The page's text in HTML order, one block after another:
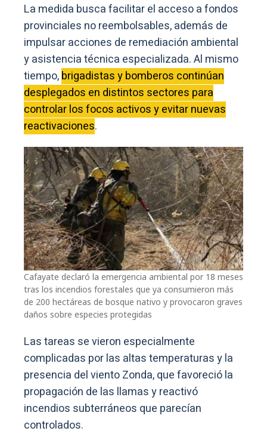
La medida busca facilitar el acceso a fondos
provinciales no reembolsables, además de
impulsar acciones de remediación ambiental
y asistencia técnica especializada. Al mismo
tiempo,brigadistas y bomberos continúan
desplegados en distintos sectores para
controlar los focos activos y evitar nuevas
reactivaciones.
Cafayate declaró la emergencia ambiental por 18 meses
tras los incendios forestales que ya consumieron más
de 200 hectáreas de bosque nativo y provocaron graves
daños sobre especies protegidas
Las tareas se vieron especialmente
complicadas por las altas temperaturas y la
presencia del viento Zonda, que favoreció la
propagación de las llamas y reactivó
incendios subterráneos que parecían
controlados.